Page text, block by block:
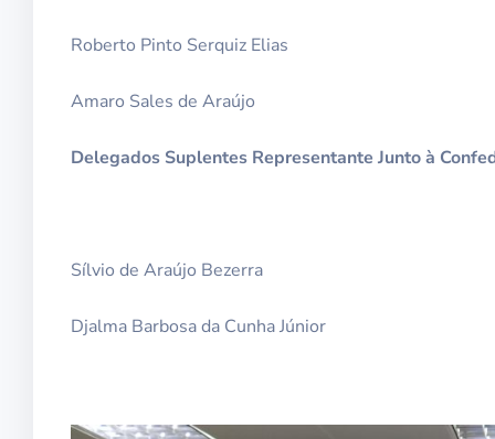
Roberto Pinto Serquiz Elias
Amaro Sales de Araújo
Delegados Suplentes Representante Junto à
Sílvio de Araújo Bezerra
Djalma Barbosa da Cunha Júnior